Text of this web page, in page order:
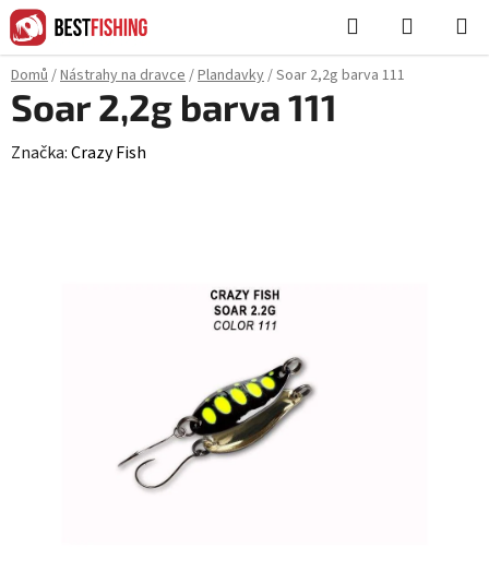
Přejít
na
obsah
Hledat
KOŠÍK
Domů/Nástrahy na dravce/Plandavky/Soar 2,2g barva 111
Soar 2,2g barva 111
Značka:Crazy Fish